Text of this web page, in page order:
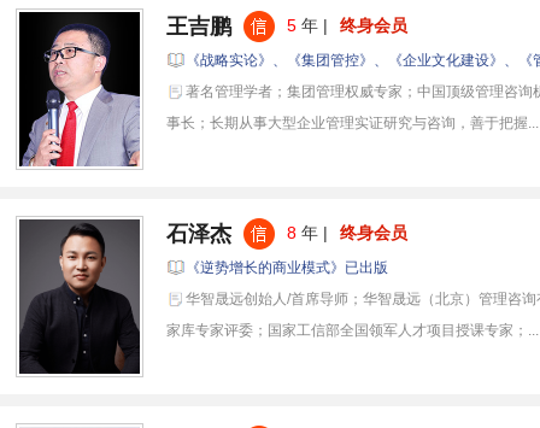
王吉鹏 5年 | 终身会员
《战略实论》、《集团管控》、《企业文化建设》、《
著名管理学者；集团管理权威专家；中国顶级管理咨
事长；长期从事大型企业管理实证研究与咨询，善于把握...
石泽杰 8年 | 终身会员
《逆势增长的商业模式》已出版
华智晟远创始人/首席导师；华智晟远（北京）管理咨
家库专家评委；国家工信部全国领军人才项目授课专家；...